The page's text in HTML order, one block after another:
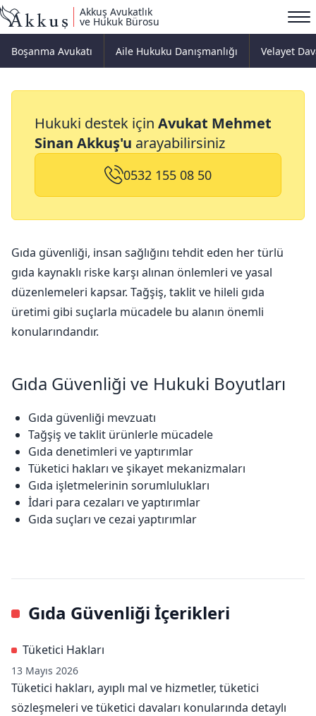
Akkuş Avukatlık
ve Hukuk Bürosu
Boşanma Avukatı Aile Hukuku Danışmanlığı Velayet
Hukuki destek için Avukat Mehmet
Sinan Akkuş'u arayabilirsiniz
0532 155 08 50
Gıda güvenliği, insan sağlığını tehdit eden her türlü
gıda kaynaklı riske karşı alınan önlemleri ve yasal
düzenlemeleri kapsar. Tağşiş, taklit ve hileli gıda
üretimi gibi suçlarla mücadele bu alanın önemli
konularındandır.
Gıda Güvenliği ve Hukuki Boyutları
Gıda güvenliği mevzuatı
Tağşiş ve taklit ürünlerle mücadele
Gıda denetimleri ve yaptırımlar
Tüketici hakları ve şikayet mekanizmaları
Gıda işletmelerinin sorumlulukları
İdari para cezaları ve yaptırımlar
Gıda suçları ve cezai yaptırımlar
Gıda Güvenliği İçerikleri
Tüketici Hakları
13 Mayıs 2026
Tüketici hakları, ayıplı mal ve hizmetler, tüketici
sözleşmeleri ve tüketici davaları konularında detaylı